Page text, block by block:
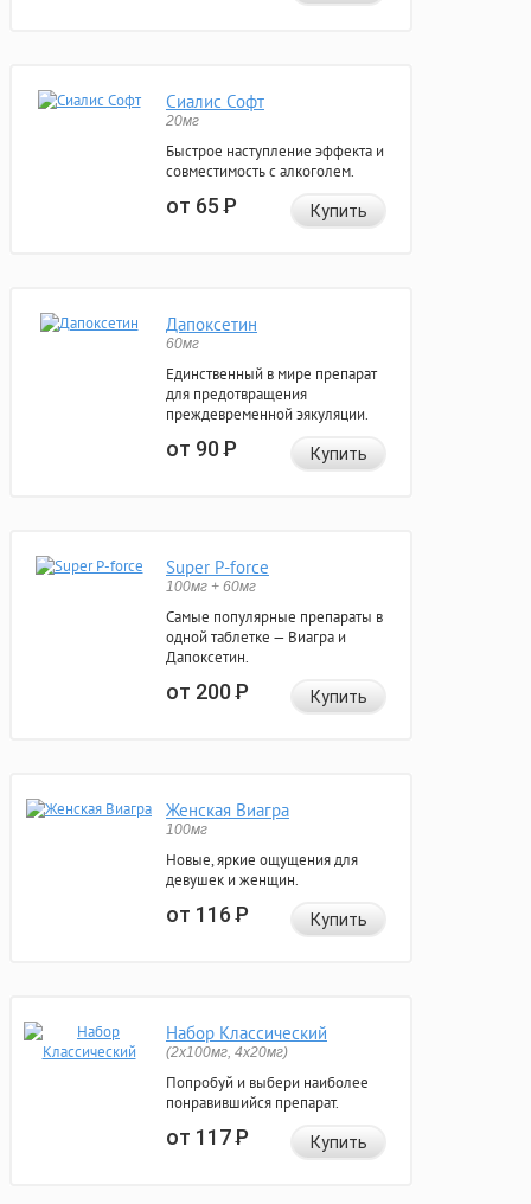
Сиалис Софт
20мг
Быстрое наступление эффекта и
совместимость с алкоголем.
от 65Р Купить
Дапоксетин
60мг
Единственный в мире препарат
для предотвращения
преждевременной эякуляции.
от 90Р Купить
Super P-force
100мг + 60мг
Самые популярные препараты в
одной таблетке — Виагра и
Дапоксетин.
от 200Р Купить
Женская Виагра
100мг
Новые, яркие ощущения для
девушек и женщин.
от 116Р Купить
Набор Классический
(2x100мг, 4x20мг)
Попробуй и выбери наиболее
понравившийся препарат.
от 117Р Купить